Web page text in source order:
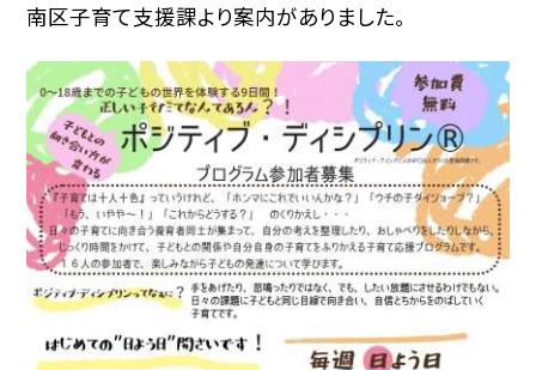
南区子育て支援課より案内がありました。